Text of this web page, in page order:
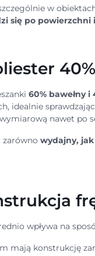
w
się po powierzchni
60% bawełny i
idealnie
nawet po
zarówno wydajny, jak
wpływa na
mają konstrukcję